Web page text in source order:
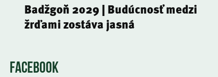
Badžgoň 2029 | Budúcnosť medzi
žrďami zostáva jasná
FACEBOOK